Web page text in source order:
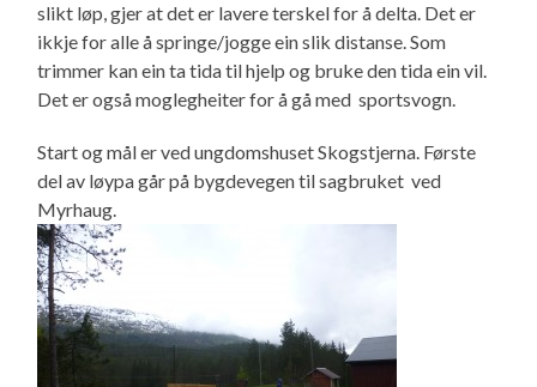
slikt løp, gjer at det er lavere terskel for å delta. Det er
ikkje for alle å springe/jogge ein slik distanse. Som
trimmer kan ein ta tida til hjelp og bruke den tida ein vil.
Det er også moglegheiter for å gå med sportsvogn.
Start og mål er ved ungdomshuset Skogstjerna. Første
del av løypa går på bygdevegen til sagbruket ved
Myrhaug.